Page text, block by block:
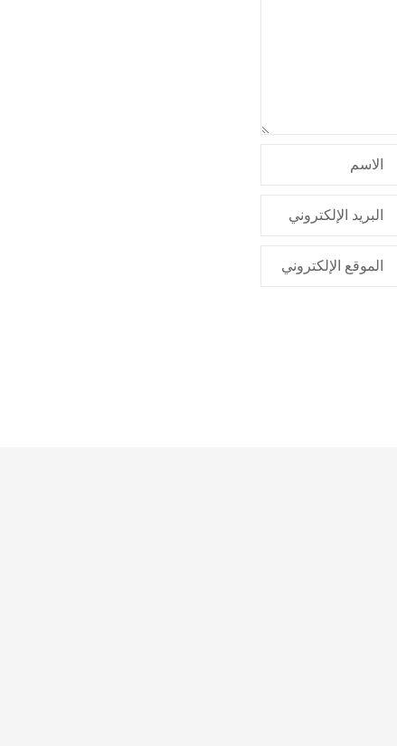
الاسم
البريد الإلكتروني
الموقع الإلكتروني